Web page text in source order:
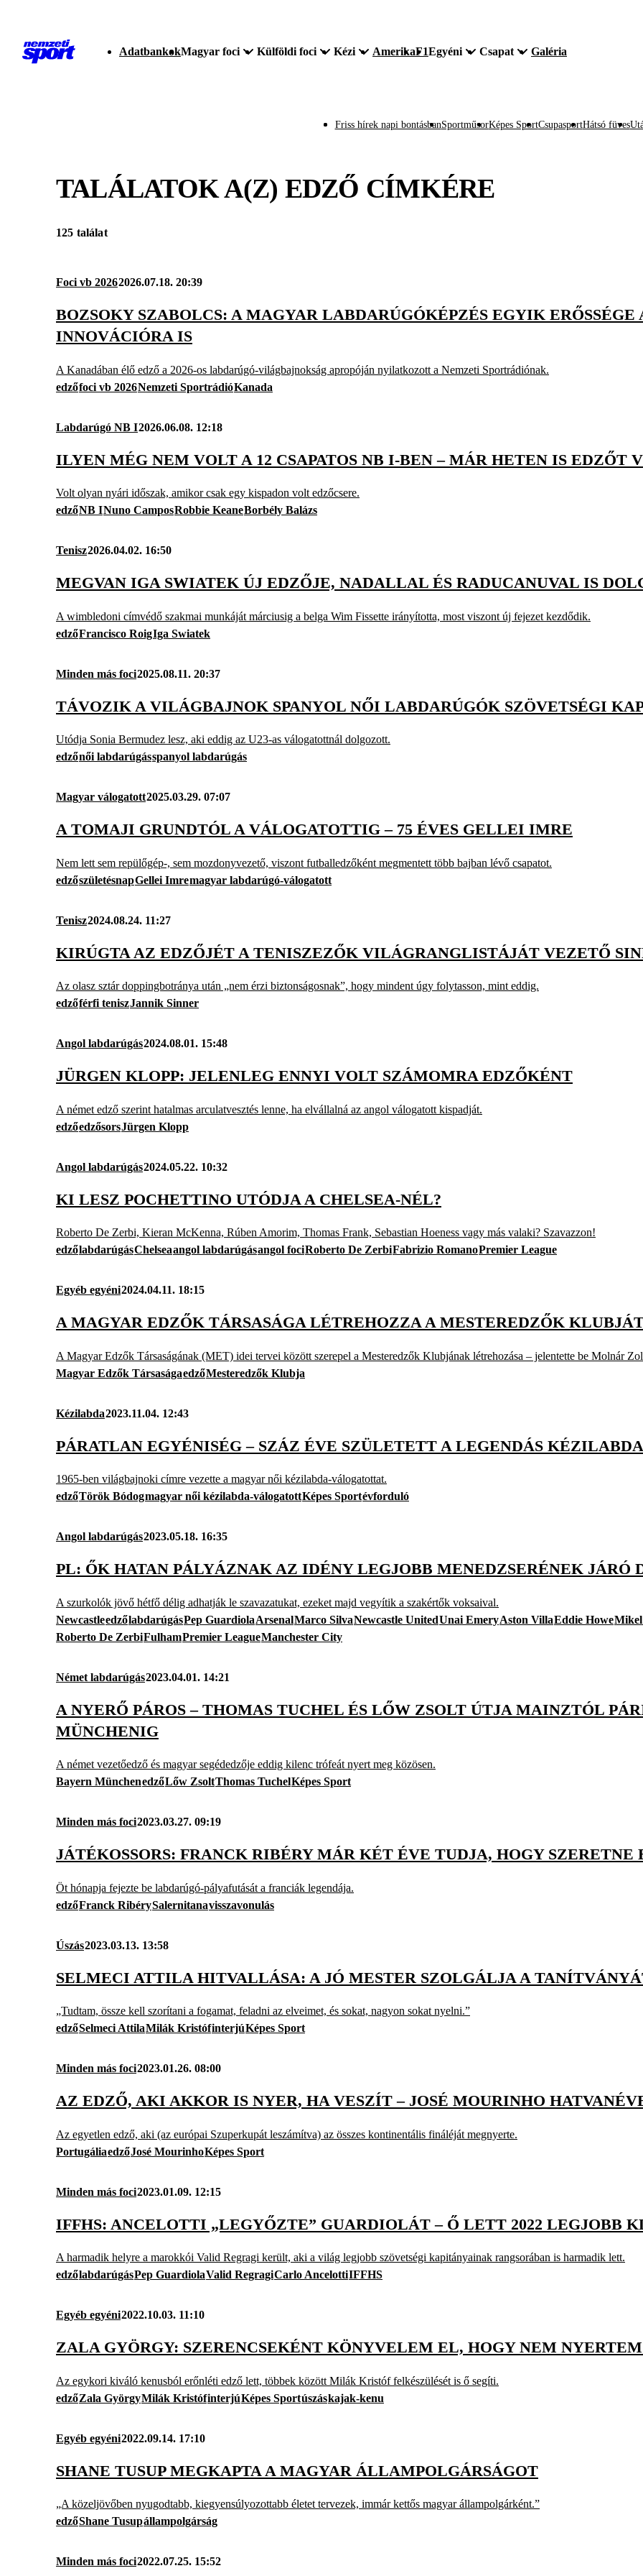
AdatbankokMagyar foci Külföldi foci Kézi AmerikaF1Egyéni Csapat Galéria
Friss hírek napi bontásbanSportműsorKépes SportCsupasportHátsó füves
TALÁLATOK A(Z) EDZŐ CÍMKÉRE
125 találat
Foci vb 20262026.07.18. 20:39
BOZSOKY SZABOLCS: A MAGYAR LABDARÚGÓKÉPZÉS EGYIK ERŐSSÉGE
INNOVÁCIÓRA IS
A Kanadában élő edző a 2026-os labdarúgó-világbajnokság apropóján nyilatkozott a Nemzeti Sportrádiónak.
edzőfoci vb 2026Nemzeti SportrádióKanada
Labdarúgó NB I2026.06.08. 12:18
ILYEN MÉG NEM VOLT A 12 CSAPATOS NB I-BEN – MÁR HETEN IS EDZŐT
Volt olyan nyári időszak, amikor csak egy kispadon volt edzőcsere.
edzőNB INuno CamposRobbie KeaneBorbély Balázs
Tenisz2026.04.02. 16:50
MEGVAN IGA SWIATEK ÚJ EDZŐJE, NADALLAL ÉS RADUCANUVAL IS
A wimbledoni címvédő szakmai munkáját márciusig a belga Wim Fissette irányította, most viszont új fejezet kezdődik.
edzőFrancisco RoigIga Swiatek
Minden más foci2025.08.11. 20:37
TÁVOZIK A VILÁGBAJNOK SPANYOL NŐI LABDARÚGÓK SZÖVETSÉGI
Utódja Sonia Bermudez lesz, aki eddig az U23-as válogatottnál dolgozott.
edzőnői labdarúgásspanyol labdarúgás
Magyar válogatott2025.03.29. 07:07
A TOMAJI GRUNDTÓL A VÁLOGATOTTIG – 75 ÉVES GELLEI IMRE
Nem lett sem repülőgép-, sem mozdonyvezető, viszont futballedzőként megmentett több bajban lévő csapatot.
edzőszületésnapGellei Imremagyar labdarúgó-válogatott
Tenisz2024.08.24. 11:27
KIRÚGTA AZ EDZŐJÉT A TENISZEZŐK VILÁGRANGLISTÁJÁT VEZETŐ
Az olasz sztár doppingbotránya után „nem érzi biztonságosnak”, hogy mindent úgy folytasson, mint eddig.
edzőférfi teniszJannik Sinner
Angol labdarúgás2024.08.01. 15:48
JÜRGEN KLOPP: JELENLEG ENNYI VOLT SZÁMOMRA EDZŐKÉNT
A német edző szerint hatalmas arculatvesztés lenne, ha elvállalná az angol válogatott kispadját.
edzőedzősorsJürgen Klopp
Angol labdarúgás2024.05.22. 10:32
KI LESZ POCHETTINO UTÓDJA A CHELSEA-NÉL?
Roberto De Zerbi, Kieran McKenna, Rúben Amorim, Thomas Frank, Sebastian Hoeness vagy más valaki? Szavazzon!
edzőlabdarúgásChelseaangol labdarúgásangol fociRoberto De ZerbiFabrizio RomanoPremier League
Egyéb egyéni2024.04.11. 18:15
A MAGYAR EDZŐK TÁRSASÁGA LÉTREHOZZA A MESTEREDZŐK
A Magyar Edzők Társaságának (MET) idei tervei között szerepel a Mesteredzők Klubjának létrehozása – jelentette be Molnár
Magyar Edzők TársaságaedzőMesteredzők Klubja
Kézilabda2023.11.04. 12:43
PÁRATLAN EGYÉNISÉG – SZÁZ ÉVE SZÜLETETT A LEGENDÁS
1965-ben világbajnoki címre vezette a magyar női kézilabda-válogatottat.
edzőTörök Bódogmagyar női kézilabda-válogatottKépes Sportévforduló
Angol labdarúgás2023.05.18. 16:35
PL: ŐK HATAN PÁLYÁZNAK AZ IDÉNY LEGJOBB MENEDZSERÉNEK JÁRÓ
A szurkolók jövő hétfő délig adhatják le szavazatukat, ezeket majd vegyítik a szakértők voksaival.
NewcastleedzőlabdarúgásPep GuardiolaArsenalMarco SilvaNewcastle UnitedUnai EmeryAston VillaEddie Howe
Roberto De ZerbiFulhamPremier LeagueManchester City
Német labdarúgás2023.04.01. 14:21
A NYERŐ PÁROS – THOMAS TUCHEL ÉS LŐW ZSOLT ÚTJA MAINZTÓL
MÜNCHENIG
A német vezetőedző és magyar segédedzője eddig kilenc trófeát nyert meg közösen.
Bayern MünchenedzőLőw ZsoltThomas TuchelKépes Sport
Minden más foci2023.03.27. 09:19
JÁTÉKOSSORS: FRANCK RIBÉRY MÁR KÉT ÉVE TUDJA, HOGY SZERETNE
Öt hónapja fejezte be labdarúgó-pályafutását a franciák legendája.
edzőFranck RibérySalernitanavisszavonulás
Úszás2023.03.13. 13:58
SELMECI ATTILA HITVALLÁSA: A JÓ MESTER SZOLGÁLJA A
„Tudtam, össze kell szorítani a fogamat, feladni az elveimet, és sokat, nagyon sokat nyelni.”
edzőSelmeci AttilaMilák KristófinterjúKépes Sport
Minden más foci2023.01.26. 08:00
AZ EDZŐ, AKI AKKOR IS NYER, HA VESZÍT – JOSÉ MOURINHO
Az egyetlen edző, aki (az európai Szuperkupát leszámítva) az összes kontinentális fináléját megnyerte.
PortugáliaedzőJosé MourinhoKépes Sport
Minden más foci2023.01.09. 12:15
IFFHS: ANCELOTTI „LEGYŐZTE” GUARDIOLÁT – Ő LETT 2022 LEGJOBB
A harmadik helyre a marokkói Valid Regragi került, aki a világ legjobb szövetségi kapitányainak rangsorában is harmadik lett.
edzőlabdarúgásPep GuardiolaValid RegragiCarlo AncelottiIFFHS
Egyéb egyéni2022.10.03. 11:10
ZALA GYÖRGY: SZERENCSEKÉNT KÖNYVELEM EL, HOGY NEM
Az egykori kiváló kenusból erőnléti edző lett, többek között Milák Kristóf felkészülését is ő segíti.
edzőZala GyörgyMilák KristófinterjúKépes Sportúszáskajak-kenu
Egyéb egyéni2022.09.14. 17:10
SHANE TUSUP MEGKAPTA A MAGYAR ÁLLAMPOLGÁRSÁGOT
„A közeljövőben nyugodtabb, kiegyensúlyozottabb életet tervezek, immár kettős magyar állampolgárként.”
edzőShane Tusupállampolgárság
Minden más foci2022.07.25. 15:52